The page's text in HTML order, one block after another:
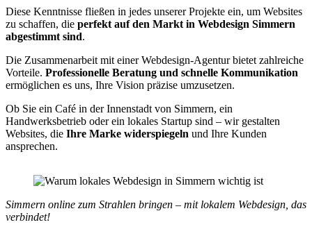
Diese Kenntnisse fließen in jedes unserer Projekte ein, um Websites
zu schaffen, die perfekt auf den Markt in Webdesign Simmern
abgestimmt sind.
Die Zusammenarbeit mit einer Webdesign-Agentur bietet zahlreiche
Vorteile. Professionelle Beratung und schnelle Kommunikation
ermöglichen es uns, Ihre Vision präzise umzusetzen.
Ob Sie ein Café in der Innenstadt von Simmern, ein
Handwerksbetrieb oder ein lokales Startup sind – wir gestalten
Websites, die Ihre Marke widerspiegeln und Ihre Kunden
ansprechen.
Simmern online zum Strahlen bringen – mit lokalem Webdesign, das
verbindet!